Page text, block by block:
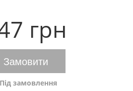
грн
Замовити
Під замовлення